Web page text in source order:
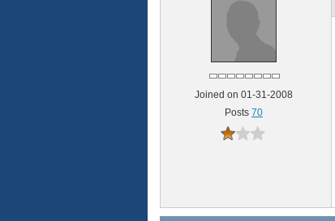
Joined on 01-31-2008
Posts 70